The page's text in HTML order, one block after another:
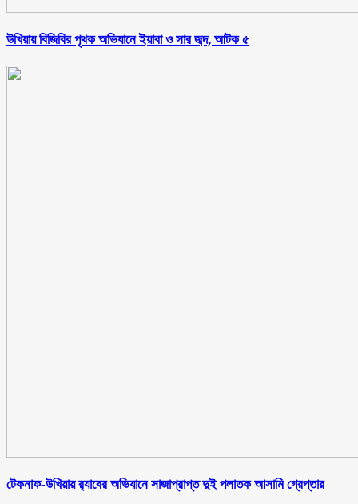
উখিয়ায় বিজিবির পৃথক অভিযানে ইয়াবা ও সার জব্দ, আটক ৫
টেকনাফ-উখিয়ায় র‌্যাবের অভিযানে সাজাপ্রাপ্ত দুই পলাতক আসামি গ্রেপ্তার